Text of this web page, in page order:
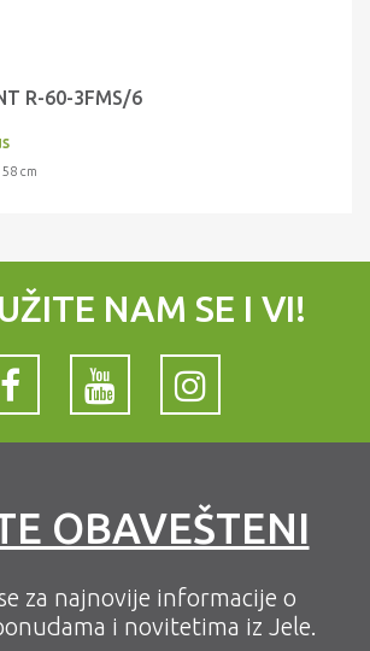
R-60-3FMS/6
cm
NAM SE I VI!
OBAVEŠTENI
za najnovije informacije o
i novitetima iz Jele.